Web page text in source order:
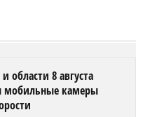
области 8 августа
мобильные камеры